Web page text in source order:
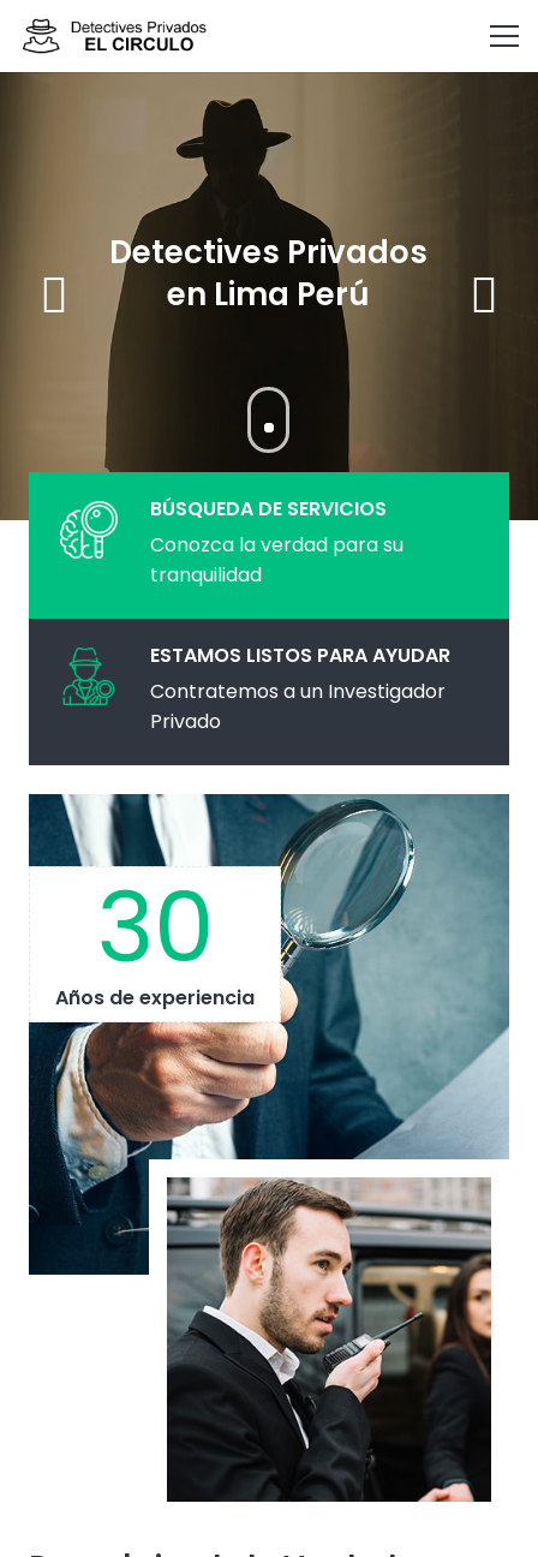
Detectives Privados
en Lima Perú
BÚSQUEDA DE SERVICIOS
Conozca la verdad para su
tranquilidad
ESTAMOS LISTOS PARA AYUDAR
Contratemos a un Investigador
Privado
30
Años de experiencia